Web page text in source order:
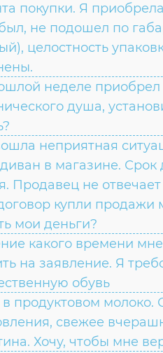
покупки. Я
не подошел по
целостность
неделе приобрел
душа,
неприятная
в магазине. Срок
Продавец не
купли
мои деньги?
какого времени
на заявление. Я
обувь
продуктовом молоко.
свежее
Хочу, чтобы мне